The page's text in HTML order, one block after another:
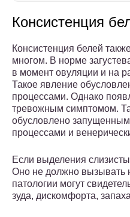
Консистенция
Консистенция белей
многом. В норме
в момент овуляции и на
Такое явление
процессами. Однако
тревожным симптомом.
обусловлено
процессами и
Если выделения
Оно не должно вызывать
патологии могут
зуда, дискомфорта,